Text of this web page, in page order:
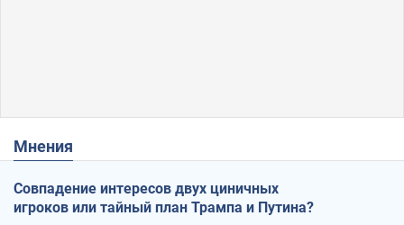
Мнения
Совпадение интересов двух циничных
игроков или тайный план Трампа и Путина?